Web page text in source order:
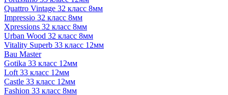
Quattro Vintage 32 класс 8мм
Impressio 32 класс 8мм
Xpressions 32 класс 8мм
Urban Wood 32 класс 8мм
Vitality Superb 33 класс 12мм
Bau Master
Gotika 33 класс 12мм
Loft 33 класс 12мм
Castle 33 класс 12мм
Fashion 33 класс 8мм